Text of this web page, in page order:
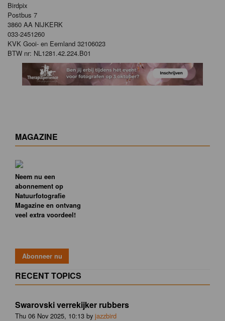
Birdpix
Postbus 7
3860 AA NIJKERK
033-2451260
KVK Gooi- en Eemland 32106023
BTW nr: NL1281.42.224.B01
MAGAZINE
Neem nu een
abonnement op
Natuurfotografie
Magazine en ontvang
veel extra voordeel!
RECENT TOPICS
Swarovski verrekijker rubbers
Thu 06 Nov 2025, 10:13 by jazzbird